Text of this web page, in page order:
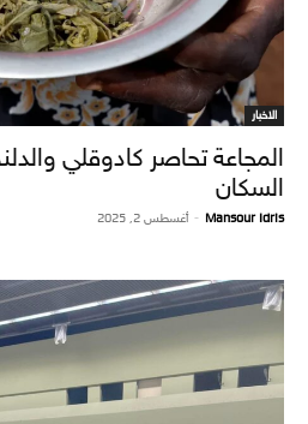
الاخبار
المجاعة تحاصر كادوقلي
السكان
Mansour Idris
- أغسطس 2, 2025